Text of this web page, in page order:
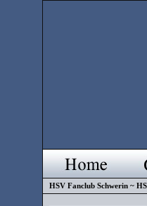
HSV Fanclub Schwerin ~